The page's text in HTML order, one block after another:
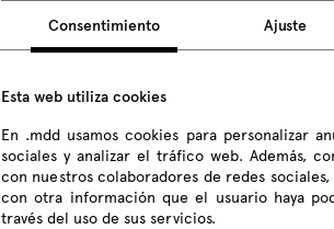
Consentimiento Ajuste
Esta web utiliza cookies
En .mdd usamos cookies para personalizar
sociales y analizar el tráfico web. Además,
con nuestros colaboradores de redes
con otra información que el usuario haya
través del uso de sus servicios.